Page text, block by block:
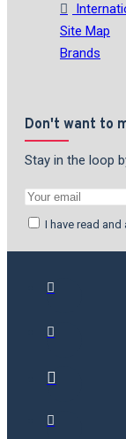
Site Map
Brands
Don't want to
Stay in the loop
I have read and